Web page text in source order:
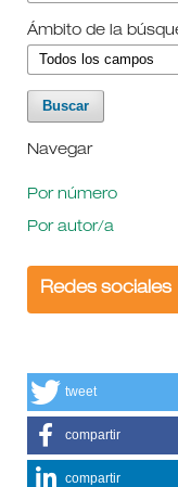
Ámbito de la
Navegar
Por número
Por autor/a
Redes sociales
tweet
compartir
compartir